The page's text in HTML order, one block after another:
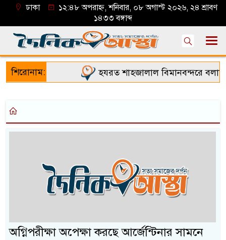
ঢাকা
১২:৪৮ অপরাহ্ন, শনিবার, ০৮ অগাস্ট ২০২৬, ২৪ শ্রাবণ
১৪৩৩ বঙ্গাব্দ
শিরোনাম: হযরত শাহজালাল বিমানবন্দরে বলাকা
অগ্নিপরীক্ষা অপেক্ষা করছে আর্জেন্টিনার সামনে